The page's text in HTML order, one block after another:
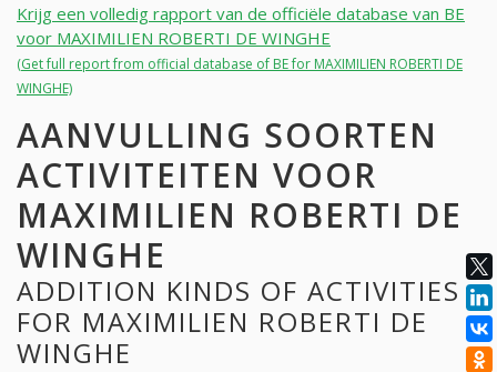
Krijg een volledig rapport van de officiële database van BE
voor MAXIMILIEN ROBERTI DE WINGHE
(Get full report from official database of BE for MAXIMILIEN ROBERTI DE
WINGHE)
AANVULLING SOORTEN
ACTIVITEITEN VOOR
MAXIMILIEN ROBERTI DE
WINGHE
ADDITION KINDS OF ACTIVITIES
FOR MAXIMILIEN ROBERTI DE
WINGHE